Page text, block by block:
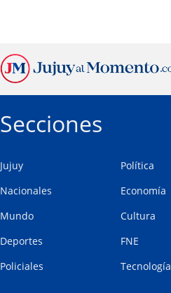
Secciones
Jujuy
Nacionales
Mundo
Deportes
Policiales
Política
Economía
Cultura
FNE
Tecnología